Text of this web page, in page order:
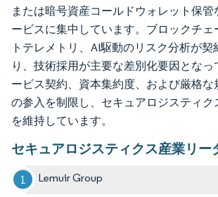
または暗号資産コールドウォレット保
ービスに集中しています。ブロックチェ
トテレメトリ、AI駆動のリスク分析が
り、技術採用が主要な差別化要因とな
ービス契約、資本集約度、および厳格
の参入を制限し、セキュアロジスティク
を維持しています。
セキュアロジスティクス産業リー
Lemuir Group